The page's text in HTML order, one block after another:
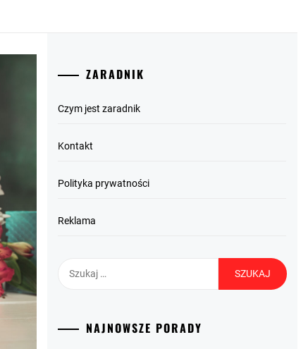
ZARADNIK
Czym jest zaradnik
Kontakt
Polityka prywatności
Reklama
NAJNOWSZE PORADY